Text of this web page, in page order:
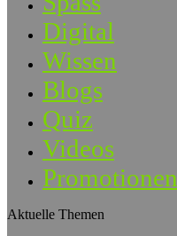
Digital
Wissen
Blogs
Quiz
Videos
Promotionen
Aktuelle Themen